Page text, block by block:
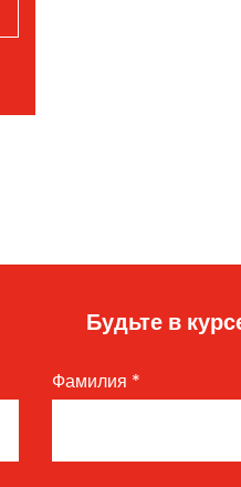
Будьте в
Фамилия *